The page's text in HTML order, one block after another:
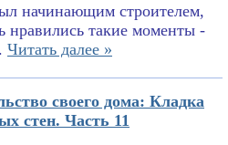
начинающим строителем,
нравились такие моменты -
Читать далее »
своего дома: Кладка
стен. Часть 11